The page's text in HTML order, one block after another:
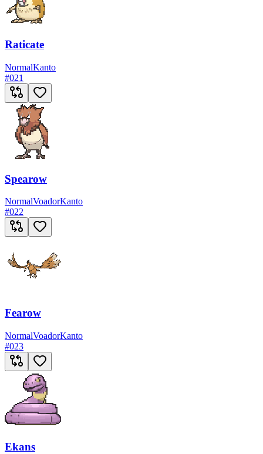
Raticate
NormalKanto
#021
Spearow
NormalVoadorKanto
#022
Fearow
NormalVoadorKanto
#023
Ekans